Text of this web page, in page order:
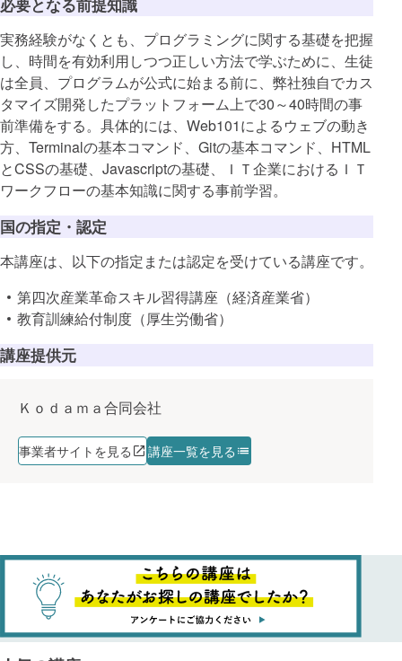
実務経験がなくとも、プログラミングに関する基礎を把握
し、時間を有効利用しつつ正しい方法で学ぶために、生徒
は全員、プログラムが公式に始まる前に、弊社独自でカス
タマイズ開発したプラットフォーム上で30～40時間の事
前準備をする。具体的には、Web101によるウェブの動き
方、Terminalの基本コマンド、Gitの基本コマンド、HTML
とCSSの基礎、Javascriptの基礎、ＩＴ企業におけるＩＴ
ワークフローの基本知識に関する事前学習。
国の指定・認定
本講座は、以下の指定または認定を受けている講座です。
第四次産業革命スキル習得講座（経済産業省）
教育訓練給付制度（厚生労働省）
講座提供元
Ｋｏｄａｍａ合同会社
事業者サイトを見る 講座一覧を見る